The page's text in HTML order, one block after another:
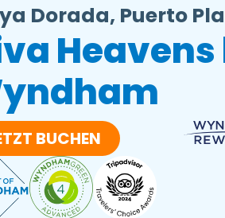
Dorada, Puerto
Heavens
BUCHEN